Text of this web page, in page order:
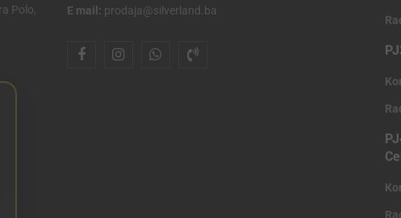
Polo,
E mail: prodaja@silverland.ba